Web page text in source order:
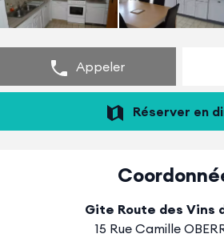
Appeler
Réserver en
Gite Route des Vins
15 Rue Camille